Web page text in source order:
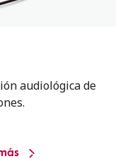
audiológica de